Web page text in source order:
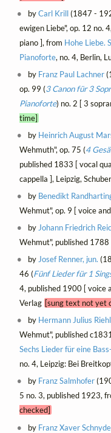
byCarl Krill(1847 -
ewigen Liebe", op. 12 no.
piano ], from Hohe Liebe.
Pianoforte, no. 4, Berlin,
by Franz Paul Lachner
op. 99 (3 Canon für 3
Pianoforte) no. 2 [ 3
time]
by Heinrich August
Wehmuth", op. 75 (4
published 1833 [ vocal
cappella ], Leipzig,
by Benedikt
Wehmut", op. 9 [ voice
byJohann Friedrich
Wehmut", published 1788
byJosef Renner, jun.
46 (Fünf Lieder für 1
4, published 1900 [ voice
Verlag [sung text not yet
by Hermann Julius
Wehmut", published
Sechs Lieder für eine
no. 4, Leipzig: Bei
by Franz Salmhofer
5 no. 3, published 1923,
checked]
by Franz Xaver